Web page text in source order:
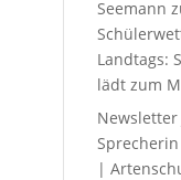
Seemann
Landtags:
lädt zum
Newsletter
|